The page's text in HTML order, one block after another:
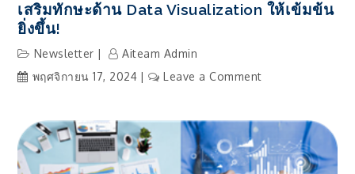
เสริมทักษะด้าน Data Visualization ให้เข้มข้น
ยิ่งขึ้น!
Newsletter
Aiteam Admin
พฤศจิกายน 17, 2024
Leave a Commenton
Data
Visualization